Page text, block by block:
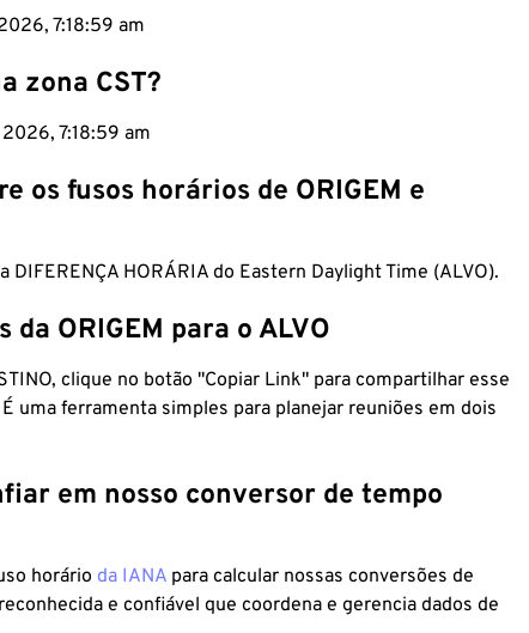
7:19:00 am
zona CST?
7:19:00 am
os fusos horários de ORIGEM e
DIFERENÇA HORÁRIA do Eastern Daylight Time (ALVO).
ORIGEM para o ALVO
clique no botão "Copiar Link" para compartilhar esse
uma ferramenta simples para planejar reuniões em dois
em nosso conversor de tempo
horário da IANA para calcular nossas conversões de
e confiável que coordena e gerencia dados de